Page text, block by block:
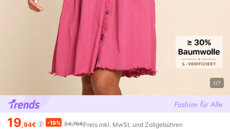
1/7
19,94€ -19% 24,76€Preis inkl. MwSt. und Zollgebühren